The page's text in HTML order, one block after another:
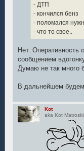
- ДТП
- кончился бенз
- поломался
- что то свое..
Нет. Оперативность
сообщением
Думаю не так много
В дальнейшем будем
Kot
aka Kot